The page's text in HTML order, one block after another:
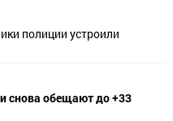
полиции устроили
снова обещают до +33